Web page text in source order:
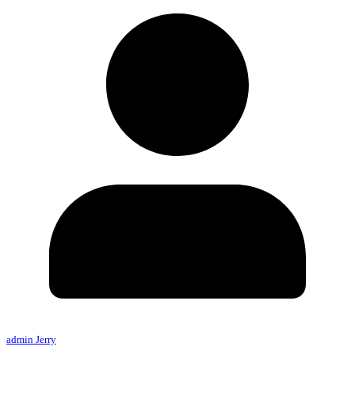
admin Jerry